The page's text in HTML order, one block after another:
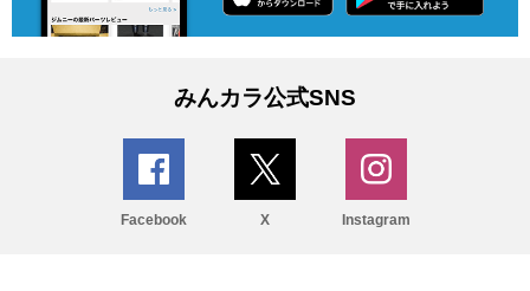
みんカラ公式SNS
Facebook X Instagram